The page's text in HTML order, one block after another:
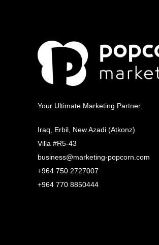
Your Ultimate Marketing Partner
Iraq, Erbil, New Azadi (Atkonz)
Villa #R5-43
business@marketing-popcorn.com
+964 750 2727007
+964 770 8850444